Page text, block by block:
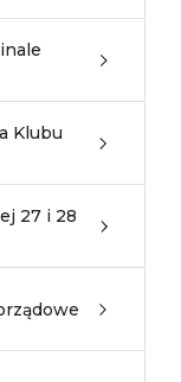
Klubu
27 i 28